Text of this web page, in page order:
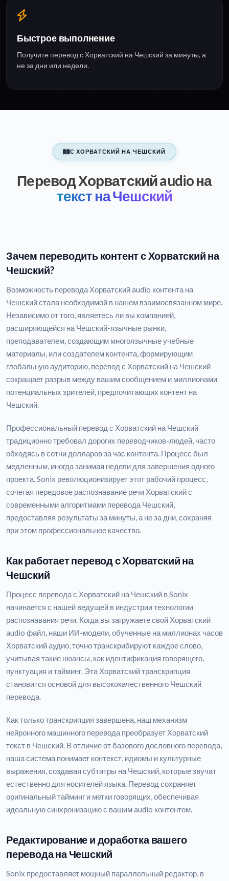
Быстрое выполнение
Получите перевод с Хорватский на Чешский за минуты, а
не за дни или недели.
С ХОРВАТСКИЙ НА ЧЕШСКИЙ
Перевод Хорватский audio на
текст на Чешский
Зачем переводить контент с Хорватский на
Чешский?
Возможность перевода Хорватский audio контента на
Чешский стала необходимой в нашем взаимосвязанном мире.
Независимо от того, являетесь ли вы компанией,
расширяющейся на Чешский-язычные рынки,
преподавателем, создающим многоязычные учебные
материалы, или создателем контента, формирующим
глобальную аудиторию, перевод с Хорватский на Чешский
сокращает разрыв между вашим сообщением и миллионами
потенциальных зрителей, предпочитающих контент на
Чешский.
Профессиональный перевод с Хорватский на Чешский
традиционно требовал дорогих переводчиков-людей, часто
обходясь в сотни долларов за час контента. Процесс был
медленным, иногда занимая недели для завершения одного
проекта. Sonix революционизирует этот рабочий процесс,
сочетая передовое распознавание речи Хорватский с
современными алгоритмами перевода Чешский,
предоставляя результаты за минуты, а не за дни, сохраняя
при этом профессиональное качество.
Как работает перевод с Хорватский на
Чешский
Процесс перевода с Хорватский на Чешский в Sonix
начинается с нашей ведущей в индустрии технологии
распознавания речи. Когда вы загружаете свой Хорватский
audio файл, наши ИИ-модели, обученные на миллионах часов
Хорватский аудио, точно транскрибируют каждое слово,
учитывая такие нюансы, как идентификация говорящего,
пунктуация и тайминг. Эта Хорватский транскрипция
становится основой для высококачественного Чешский
перевода.
Как только транскрипция завершена, наш механизм
нейронного машинного перевода преобразует Хорватский
текст в Чешский. В отличие от базового дословного перевода,
наша система понимает контекст, идиомы и культурные
выражения, создавая субтитры на Чешский, которые звучат
естественно для носителей языка. Перевод сохраняет
оригинальный тайминг и метки говорящих, обеспечивая
идеальную синхронизацию с вашим audio контентом.
Редактирование и доработка вашего
перевода на Чешский
Sonix предоставляет мощный параллельный редактор, в